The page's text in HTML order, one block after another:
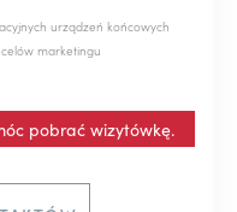
urządzeń końcowych
marketingu
pobrać wizytówkę.